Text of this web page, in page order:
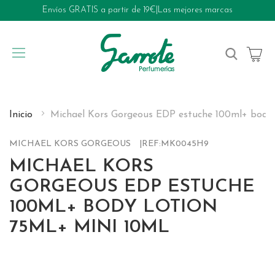
Envíos GRATIS a partir de 19€ Las mejores marcas
My Cart
Inicio Michael Kors Gorgeous EDP estuche 100ml+
MICHAEL KORS GORGEOUS REF:MK0045H9
MICHAEL KORS
GORGEOUS EDP ESTUCHE
100ML+ BODY LOTION
75ML+ MINI 10ML